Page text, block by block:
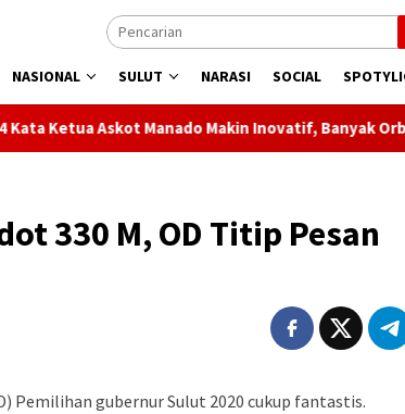
NASIONAL SULUT NARASI SOCIAL
Makin Inovatif, Banyak Orbitkan Bibit Unggul
330 M, OD Titip Pesan
Pemilihan gubernur Sulut 2020 cukup fantastis.